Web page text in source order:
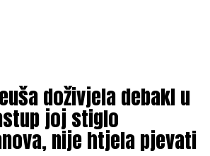
doživjela debakl u
joj stiglo
nije htjela pjevati